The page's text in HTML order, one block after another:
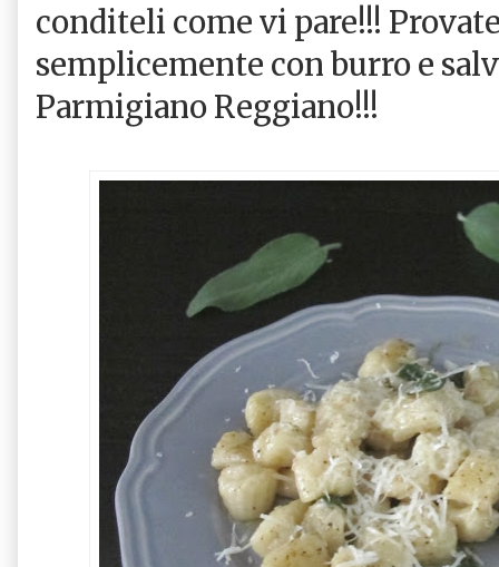
conditeli come vi pare!!!
semplicemente con burro e
Parmigiano Reggiano!!!